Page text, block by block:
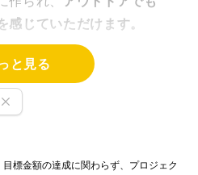
感じていただけます。
と見る
標金額の達成に関わらず、プロジェク